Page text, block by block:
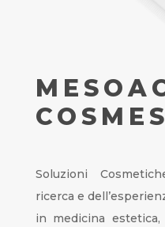
Soluzioni
ricerca e
in medicina